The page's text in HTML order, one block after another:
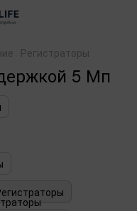
Регистраторы
5 Мп